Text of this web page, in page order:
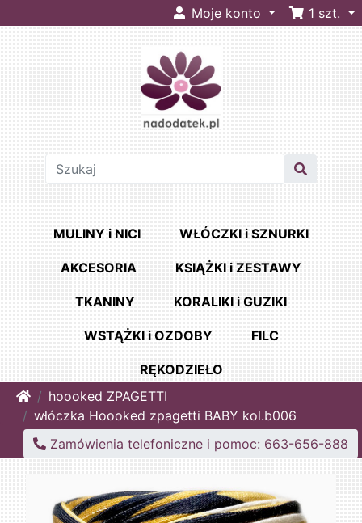
Moje konto 1 szt.
MULINY i NICI WŁÓCZKI i SZNURKI
AKCESORIA KSIĄŻKI i ZESTAWY
TKANINY KORALIKI i GUZIKI
WSTĄŻKI i OZDOBY FILC
RĘKODZIEŁO
Homehoooked ZPAGETTI
włóczka Hoooked zpagetti BABY kol.b006
Zamówienia telefoniczne i pomoc: 663-656-888